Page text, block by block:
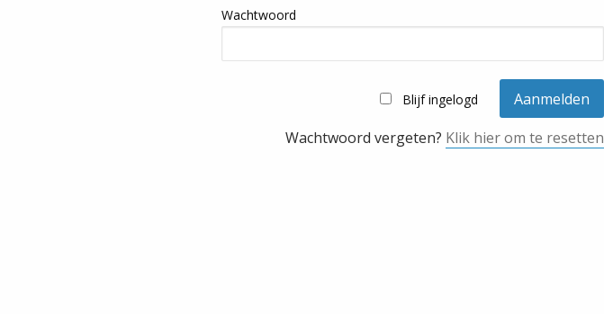
Wachtwoord
Blijf ingelogd
Wachtwoord vergeten? Klik hier om te resetten